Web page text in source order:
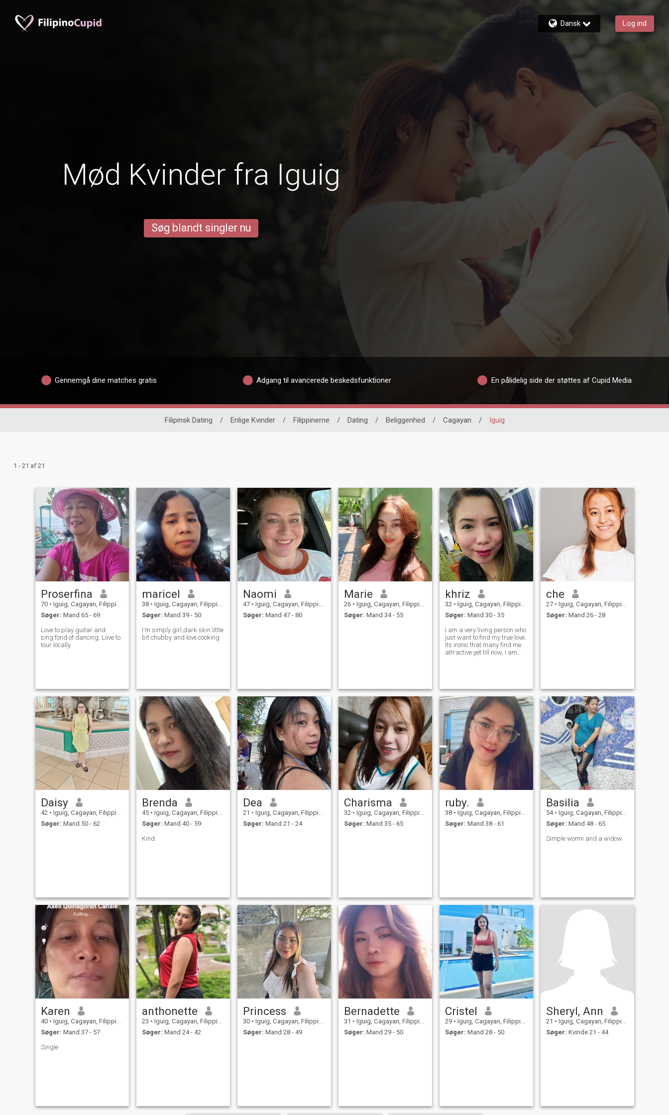
Dansk Log ind
Mød Kvinder fra Iguig
Søg blandt singler nu
Gennemgå dine matches gratis Adgang til avancerede beskedsfunktioner En pålidelig side der støttes af Cupid Media
Filipinsk Dating / Enlige Kvinder / Filippinerne / Dating / Beliggenhed / Cagayan / Iguig
1 - 21 af 21
Proserfina
70 • Iguig, Cagayan, Filippinerne
Søger: Mand 65 - 69
Love to play guitar and
sing.fond of dancing. Love to
tour locally
maricel
38 • Iguig, Cagayan, Filippinerne
Søger: Mand 39 - 50
I'm simply girl,dark skin little
bit chubby and love cooking
Naomi
47 • Iguig, Cagayan, Filippinerne
Søger: Mand 47 - 80
Marie
26 • Iguig, Cagayan, Filippinerne
Søger: Mand 34 - 55
khriz
32 • Iguig, Cagayan, Filippinerne
Søger: Mand 30 - 35
I am a very living person who
just want to find my true love.
Its ironic that many find me
attractive yet till now, I am
che
27 • Iguig, Cagayan, Filippinerne
Søger: Mand 26 - 28
Daisy
42 • Iguig, Cagayan, Filippinerne
Søger: Mand 50 - 62
Brenda
45 • Iguig, Cagayan, Filippinerne
Søger: Mand 40 - 59
Kind
Dea
21 • Iguig, Cagayan, Filippinerne
Søger: Mand 21 - 24
Charisma
32 • Iguig, Cagayan, Filippinerne
Søger: Mand 35 - 65
ruby.
38 • Iguig, Cagayan, Filippinerne
Søger: Mand 38 - 61
Basilia
54 • Iguig, Cagayan, Filippinerne
Søger: Mand 48 - 65
Simple womn and a widow
Karen
40 • Iguig, Cagayan, Filippinerne
Søger: Mand 37 - 57
Single
anthonette
23 • Iguig, Cagayan, Filippinerne
Søger: Mand 24 - 42
Princess
30 • Iguig, Cagayan, Filippinerne
Søger: Mand 28 - 49
Bernadette
31 • Iguig, Cagayan, Filippinerne
Søger: Mand 29 - 50
Cristel
29 • Iguig, Cagayan, Filippinerne
Søger: Mand 28 - 50
Sheryl, Ann
21 • Iguig, Cagayan, Filippinerne
Søger: Kvinde 21 - 44